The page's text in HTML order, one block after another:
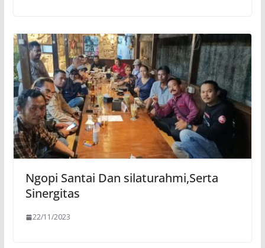
Ngopi Santai Dan silaturahmi,Serta
Sinergitas
22/11/2023